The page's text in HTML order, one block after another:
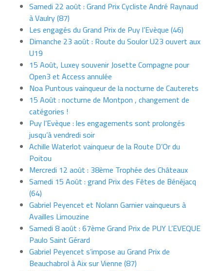
Samedi 22 août : Grand Prix Cycliste André Raynaud
à Vaulry (87)
Les engagés du Grand Prix de Puy l’Evèque (46)
Dimanche 23 août : Route du Soulor U23 ouvert aux
U19
15 Août, Luxey souvenir Josette Compagne pour
Open3 et Access annulée
Noa Puntous vainqueur de la nocturne de Cauterets
15 Août : nocturne de Montpon , changement de
catégories !
Puy l’Evèque : les engagements sont prolongés
jusqu’à vendredi soir
Achille Waterlot vainqueur de la Route D’Or du
Poitou
Mercredi 12 août : 38ème Trophée des Châteaux
Samedi 15 Août : grand Prix des Fêtes de Bénéjacq
(64)
Gabriel Peyencet et Nolann Garnier vainqueurs à
Availles Limouzine
Samedi 8 août : 67ème Grand Prix de PUY L’EVEQUE
Paulo Saint Gérard
Gabriel Peyencet s’impose au Grand Prix de
Beauchabrol à Aix sur Vienne (87)